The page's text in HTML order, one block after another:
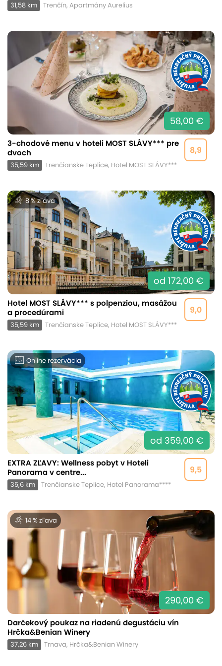
31,58 km Trenčín, Apartmány Aurelius
58,00 €
8,9
3-chodové menu v hoteli MOST SLÁVY*** pre
dvoch
35,59 km Trenčianske Teplice, Hotel MOST SLÁVY***
8 % zľava
od 172,00 €
9,0
Hotel MOST SLÁVY*** s polpenziou, masážou
a procedúrami
35,59 km Trenčianske Teplice, Hotel MOST SLÁVY***
Online rezervácia
od 359,00 €
9,5
EXTRA ZĽAVY: Wellness pobyt v Hoteli
Panorama v centre...
35,6 km Trenčianske Teplice, Hotel Panorama****
14 % zľava
290,00 €
Darčekový poukaz na riadenú degustáciu vín
Hrčka&Benian Winery
37,26 km Trnava, Hrčka&Benian Winery